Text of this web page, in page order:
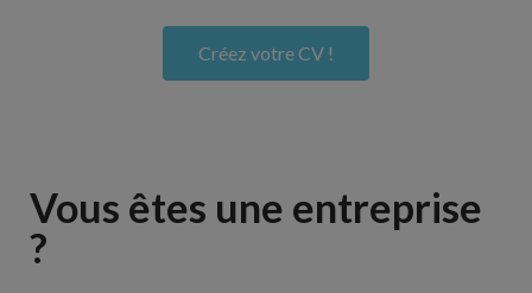
Créez votre CV !
Vous êtes une entreprise
?